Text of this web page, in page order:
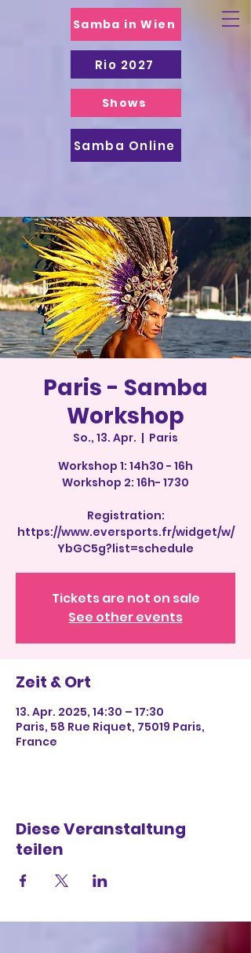
Samba in Wien
Samba Online
Shows
Rio 2027
Paris - Samba
Workshop
So., 13. Apr.
  |
Paris
Workshop 1: 14h30 - 16h
Workshop 2: 16h- 1730
Registration:
https://www.eversports.fr/widget/w/
YbGC5g?list=schedule
Tickets are not on sale
See other events
Zeit & Ort
13. Apr. 2025, 14:30 – 17:30
Paris, 58 Rue Riquet, 75019 Paris,
France
Diese Veranstaltung
teilen